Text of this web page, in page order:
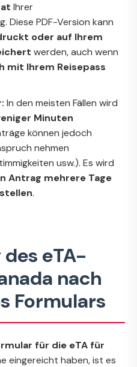
Ihrer
Diese PDF-Version kann
oder auf Ihrem
werden, auch wenn
mit Ihrem Reisepass
In den meisten Fällen wird
Minuten
können jedoch
nehmen
usw.). Es wird
Antrag mehrere Tage
.
eTA-
nach
Formulars
für die eTA für
eingereicht haben, ist es